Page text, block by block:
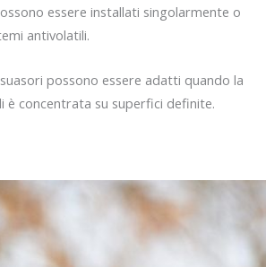
essere installati singolarmente o
antivolatili.
possono essere adatti quando la
è concentrata su superfici definite.